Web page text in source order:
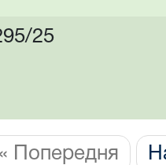
25
« Попередня